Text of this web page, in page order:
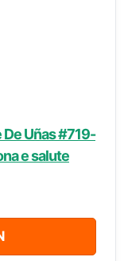
Uñas #719-
e salute